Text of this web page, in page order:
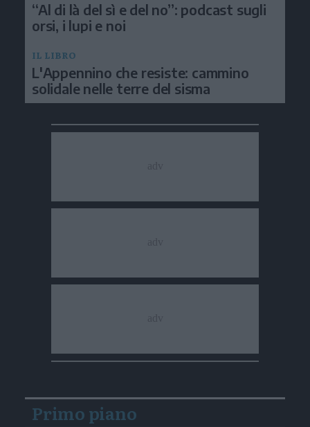
“Al di là del sì e del no”: podcast sugli
orsi, i lupi e noi
IL LIBRO
L'Appennino che resiste: cammino
solidale nelle terre del sisma
Primo piano